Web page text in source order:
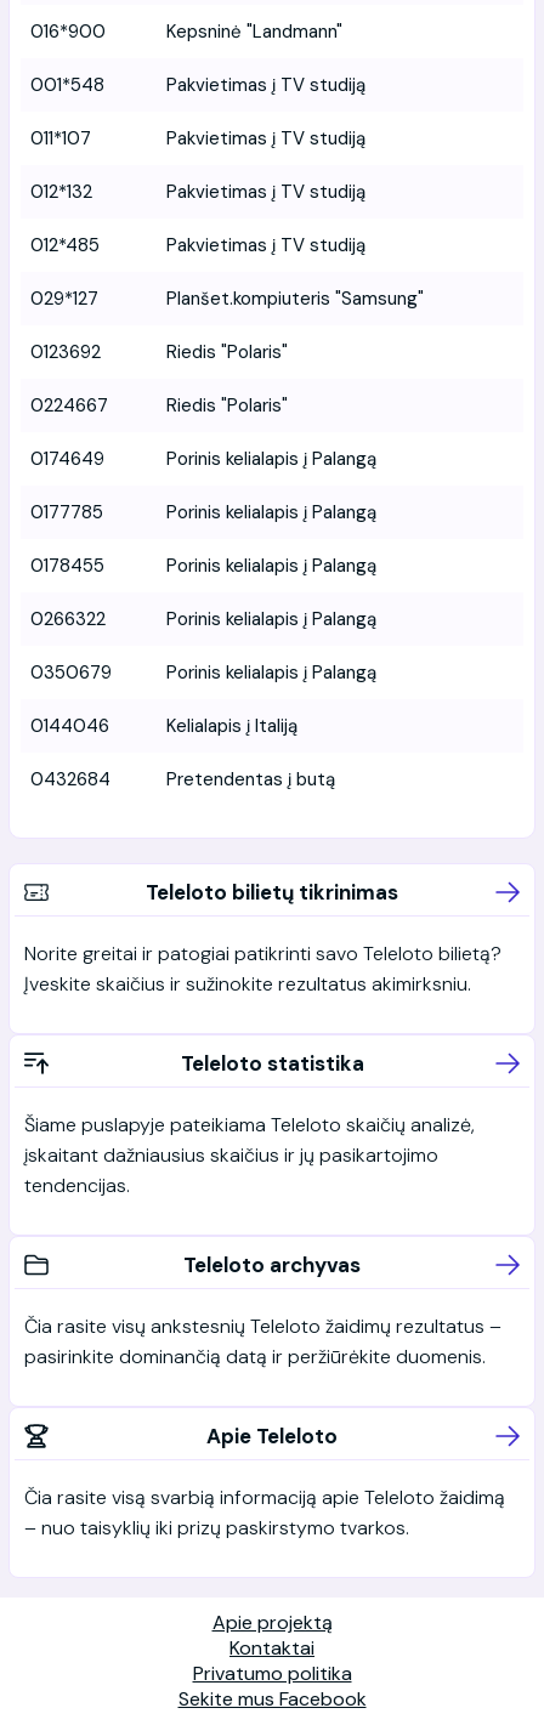
016*900 Kepsninė "Landmann"
001*548 Pakvietimas į TV studiją
011*107 Pakvietimas į TV studiją
012*132 Pakvietimas į TV studiją
012*485 Pakvietimas į TV studiją
029*127 Planšet.kompiuteris "Samsung"
0123692 Riedis "Polaris"
0224667 Riedis "Polaris"
0174649 Porinis kelialapis į Palangą
0177785 Porinis kelialapis į Palangą
0178455 Porinis kelialapis į Palangą
0266322 Porinis kelialapis į Palangą
0350679 Porinis kelialapis į Palangą
0144046 Kelialapis į Italiją
0432684 Pretendentas į butą
Teleloto bilietų tikrinimas
Norite greitai ir patogiai patikrinti savo Teleloto bilietą?
Įveskite skaičius ir sužinokite rezultatus akimirksniu.
Teleloto statistika
Šiame puslapyje pateikiama Teleloto skaičių analizė,
įskaitant dažniausius skaičius ir jų pasikartojimo
tendencijas.
Teleloto archyvas
Čia rasite visų ankstesnių Teleloto žaidimų rezultatus –
pasirinkite dominančią datą ir peržiūrėkite duomenis.
Apie Teleloto
Čia rasite visą svarbią informaciją apie Teleloto žaidimą
– nuo taisyklių iki prizų paskirstymo tvarkos.
Apie projektą
Kontaktai
Privatumo politika
Sekite mus Facebook